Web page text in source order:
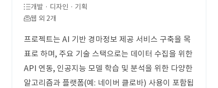
개발 · 디자인 · 기획
웹 외 2개
프로젝트는 AI 기반 경마정보 제공 서비스 구축을 목
표로 하며, 주요 기술 스택으로는 데이터 수집을 위한
API 연동, 인공지능 모델 학습 및 분석을 위한 다양한
알고리즘과 플랫폼(예: 네이버 클로바) 사용이 포함됩